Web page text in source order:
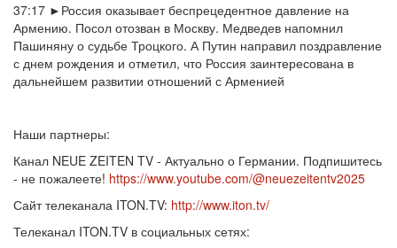
37:17 ►Россия оказывает беспрецедентное давление на
Армению. Посол отозван в Москву. Медведев напомнил
Пашиняну о судьбе Троцкого. А Путин направил поздравление
с днем рождения и отметил, что Россия заинтересована в
дальнейшем развитии отношений с Арменией
Наши партнеры:
Канал NEUE ZEITEN TV - Актуально о Германии. Подпишитесь
- не пожалеете! https://www.youtube.com/@neuezeitentv2025
Сайт телеканала ITON.TV: http://www.iton.tv/
Телеканал ITON.TV в социальных сетях: